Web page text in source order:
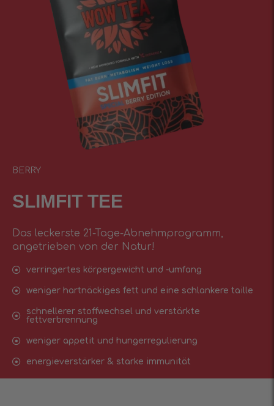
BERRY
SLIMFIT TEE
Das leckerste 21-Tage-Abnehmprogramm,
angetrieben von der Natur!
verringertes körpergewicht und -umfang
weniger hartnäckiges fett und eine schlankere taille
schnellerer stoffwechsel und verstärkte
fettverbrennung
weniger appetit und hungerregulierung
energieverstärker & starke immunität